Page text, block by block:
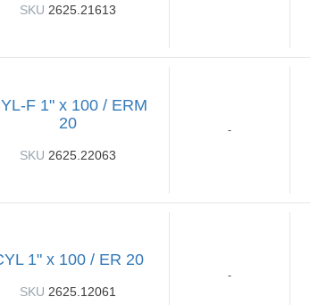
SKU 2625.21613
F 1" x 100 / ERM
20
SKU 2625.22063
-
1" x 100 / ER 20
SKU 2625.12061
-